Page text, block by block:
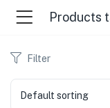
Filter
Default sorting